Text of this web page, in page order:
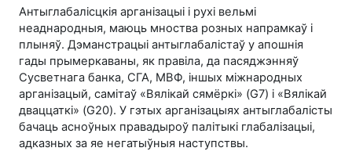
Антыглабалісцкія арганізацыі і рухі вельмі
неаднародныя, маюць мноства розных напрамкаў і
плыняў. Дэманстрацыі антыглабалістаў у апошнія
гады прымеркаваны, як правіла, да пасяджэнняў
Сусветнага банка, СГА, МВФ, іншых міжнародных
арганізацый, самітаў «Вялікай сямёркі» (G7) і «Вялікай
дваццаткі» (G20). У гэтых арганізацыях антыглабалісты
бачаць асноўных правадыроў палітыкі глабалізацыі,
адказных за яе негатыўныя наступствы.